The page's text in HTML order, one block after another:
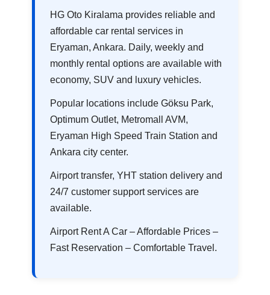
HG Oto Kiralama provides reliable and
affordable car rental services in
Eryaman, Ankara. Daily, weekly and
monthly rental options are available with
economy, SUV and luxury vehicles.
Popular locations include Göksu Park,
Optimum Outlet, Metromall AVM,
Eryaman High Speed Train Station and
Ankara city center.
Airport transfer, YHT station delivery and
24/7 customer support services are
available.
Airport Rent A Car – Affordable Prices –
Fast Reservation – Comfortable Travel.